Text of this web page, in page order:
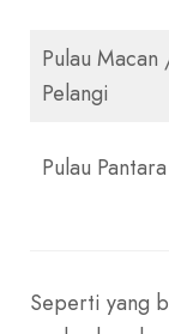
Pulau
Pelangi
Pulau Pantara
Seperti yang